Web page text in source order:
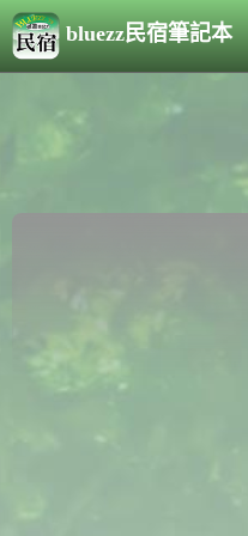
bluezz民宿筆記本